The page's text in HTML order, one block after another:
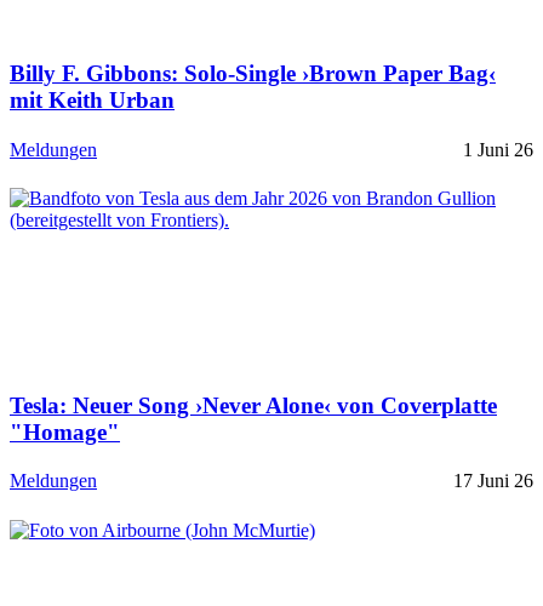
Billy F. Gibbons: Solo-Single ›Brown Paper Bag‹
mit Keith Urban
Meldungen 1 Juni 26
Tesla: Neuer Song ›Never Alone‹ von Coverplatte
"Homage"
Meldungen 17 Juni 26